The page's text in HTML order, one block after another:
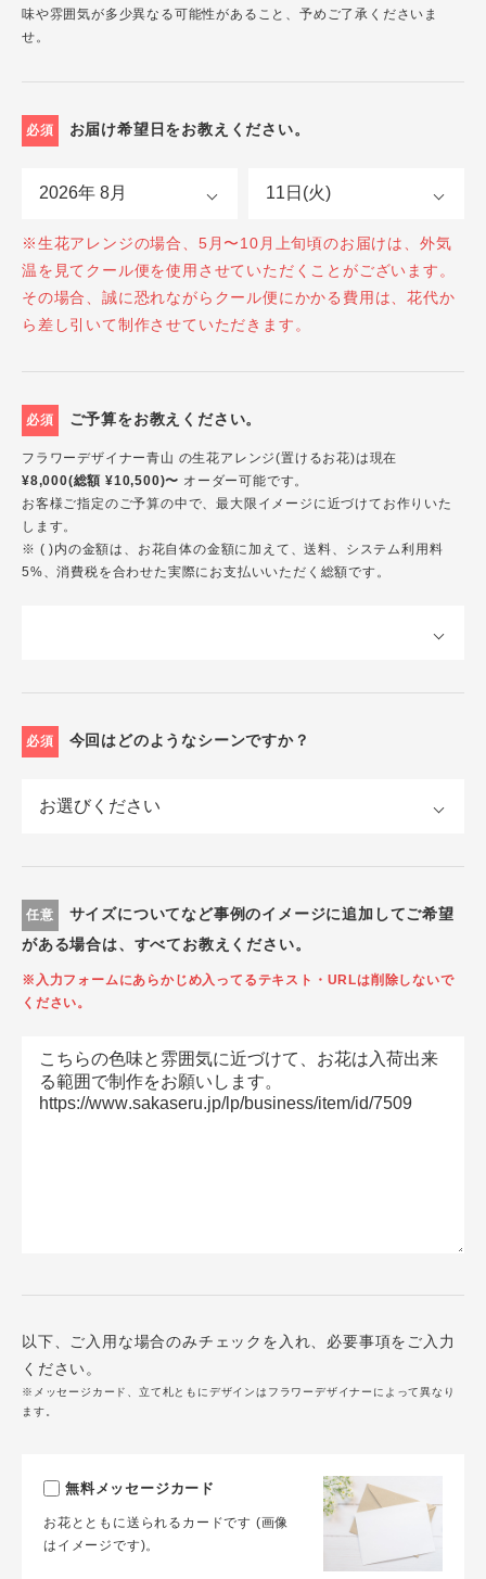
味や雰囲気が多少異なる可能性があること、予めご了承くださいま
せ。
必須 お届け希望日をお教えください。
※生花アレンジの場合、5月〜10月上旬頃のお届けは、外気
温を見てクール便を使用させていただくことがございます。
その場合、誠に恐れながらクール便にかかる費用は、花代か
ら差し引いて制作させていただきます。
必須 ご予算をお教えください。
フラワーデザイナー青山 の生花アレンジ(置けるお花)は現在
¥8,000(総額 ¥10,500)〜 オーダー可能です。
お客様ご指定のご予算の中で、最大限イメージに近づけてお作りいた
します。
※ ( )内の金額は、お花自体の金額に加えて、送料、システム利用料
5%、消費税を合わせた実際にお支払いいただく総額です。
必須 今回はどのようなシーンですか？
任意
サイズについてなど事例のイメージに追加してご希望
がある場合は、すべてお教えください。
※入力フォームにあらかじめ入ってるテキスト・URLは削除しないで
ください。
以下、ご入用な場合のみチェックを入れ、必要事項をご入力
ください。
※メッセージカード、立て札ともにデザインはフラワーデザイナーによって異なり
ます。
無料メッセージカード
お花とともに送られるカードです (画像
はイメージです)。